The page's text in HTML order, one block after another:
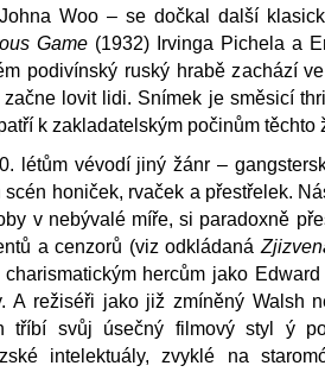
Woo – se dočkal další
Game (1932) Irvinga Pichela a
podivínský ruský hrabě zachází
lovit lidi. Snímek je směsicí
k zakladatelským počinům těchto
létům vévodí jiný žánr –
scén honiček, rvaček a přestřelek.
v nebývalé míře, si paradoxně
a cenzorů (viz odkládaná
hercům jako
A režiséři jako již zmíněný Walsh
tříbí svůj úsečný filmový styl ý
intelektuály, zvyklé na